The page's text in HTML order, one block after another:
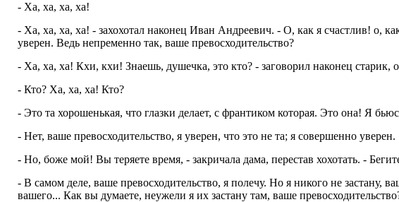
- Ха, ха, ха, ха!
- Ха, ха, ха, ха! - захохотал наконец Иван Андреевич. - О, как я счастлив! о,
уверен. Ведь непременно так, ваше превосходительство?
- Ха, ха, ха! Кхи, кхи! Знаешь, душечка, это кто? - заговорил наконец старик,
- Кто? Ха, ха, ха! Кто?
- Это та хорошенькая, что глазки делает, с франтиком которая. Это она! Я
- Нет, ваше превосходительство, я уверен, что это не та; я совершенно уверен.
- Но, боже мой! Вы теряете время, - закричала дама, перестав хохотать. -
- В самом деле, ваше превосходительство, я полечу. Но я никого не застану,
вашего... Как вы думаете, неужели я их застану там, ваше